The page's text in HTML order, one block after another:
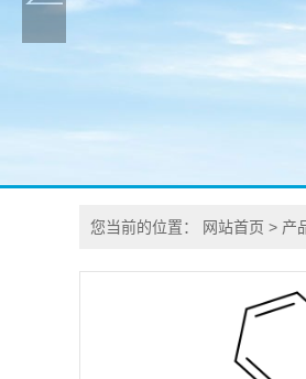
您当前的位置： 网站首页 > 产